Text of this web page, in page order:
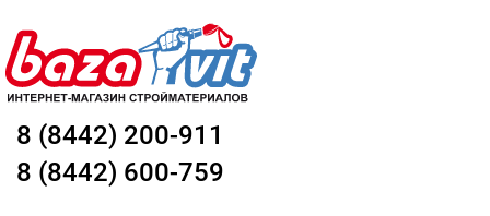
8 (8442) 200-911
8 (8442) 600-759